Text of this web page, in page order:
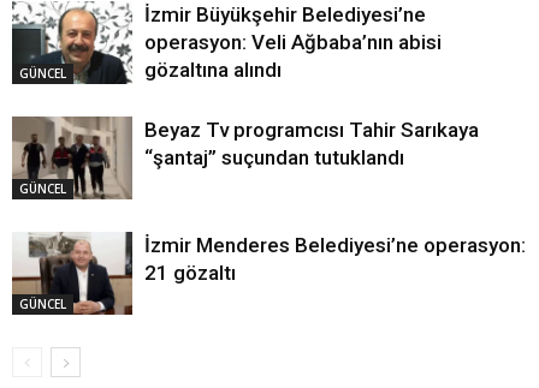
GÜNCEL
İzmir Büyükşehir Belediyesi’ne
operasyon: Veli Ağbaba’nın abisi
gözaltına alındı
GÜNCEL
Beyaz Tv programcısı Tahir Sarıkaya
“şantaj” suçundan tutuklandı
GÜNCEL
İzmir Menderes Belediyesi’ne operasyon:
21 gözaltı